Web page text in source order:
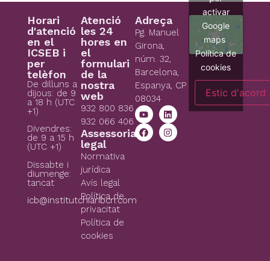
Horari
d'atenció
en el
ICSEB i
per
telèfon
De dilluns a
dijous: de 9
a 18 h (UTC
+1)
Divendres:
de 9 a 15 h
(UTC +1)
Dissabte i
diumenge:
tancat
icb@institutchiaribcn.com
Atenció
les 24
hores en
el
formulari
de la
nostra
web
932 800 836
932 066 406
Assessoria
legal
Normativa
jurídica
Avís legal
Política de
privacitat
Política de
cookies
Adreça
Pg. Manuel
Girona,
núm. 32,
Barcelona,
Espanya, CP
08034
activar
Google
maps
Política de
cookies
Estic d'acord